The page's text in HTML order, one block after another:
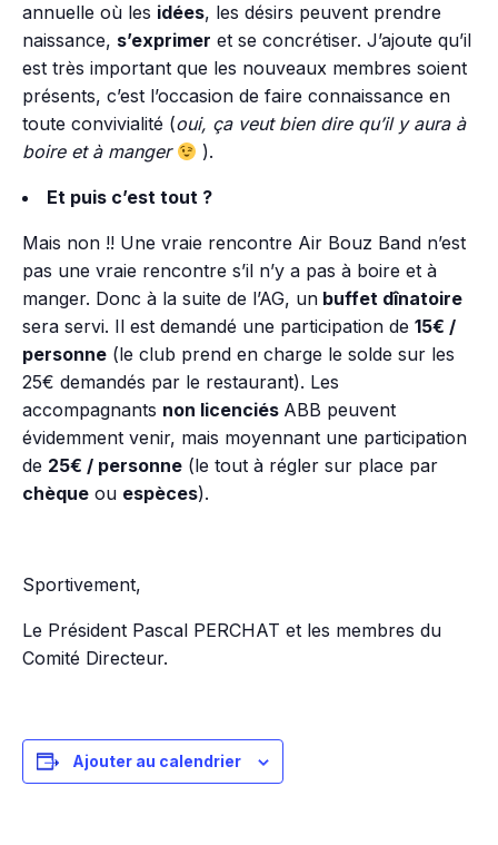
annuelle où les idées, les désirs peuvent prendre
naissance, s’exprimer et se concrétiser. J’ajoute qu’il
est très important que les nouveaux membres soient
présents, c’est l’occasion de faire connaissance en
toute convivialité (oui, ça veut bien dire qu’il y aura à
boire et à manger
).
Et puis c’est tout ?
Mais non !! Une vraie rencontre Air Bouz Band n’est
pas une vraie rencontre s’il n’y a pas à boire et à
manger. Donc à la suite de l’AG, un buffet dînatoire
sera servi. Il est demandé une participation de 15€ /
personne (le club prend en charge le solde sur les
25€ demandés par le restaurant). Les
accompagnants non licenciés ABB peuvent
évidemment venir, mais moyennant une participation
de 25€ / personne (le tout à régler sur place par
chèque ou espèces).
Sportivement,
Le Président Pascal PERCHAT et les membres du
Comité Directeur.
Ajouter au calendrier